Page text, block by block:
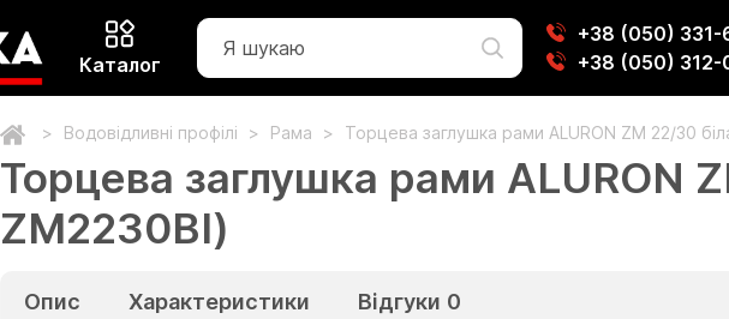
Каталог
+38 (050)
+38 (050)
Водовідливні профілі Рама Торцева заглушка рами ALURON ZM 22/30
Торцева заглушка рами ALURON
ZM2230BI)
Опис Характеристики Відгуки 0